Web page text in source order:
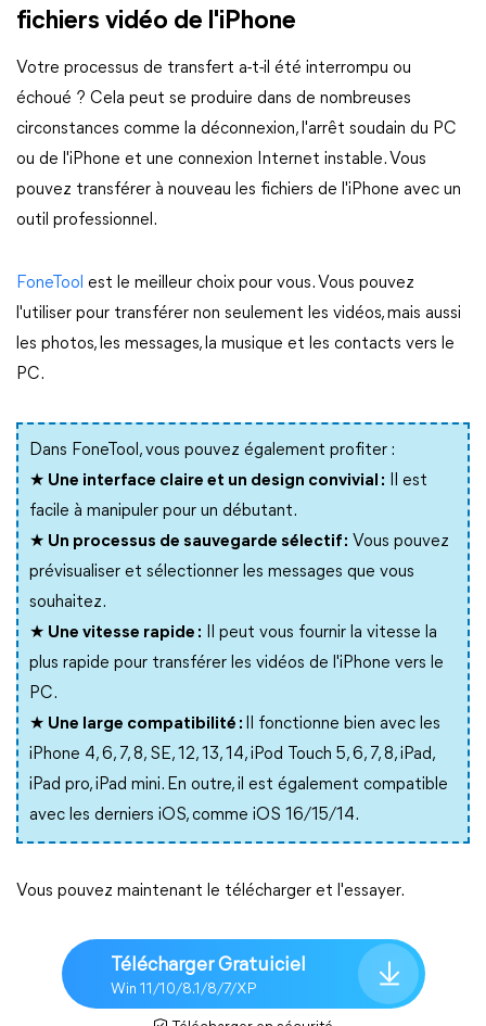
fichiers vidéo de l'iPhone
Votre processus de transfert a-t-il été interrompu ou
échoué ? Cela peut se produire dans de nombreuses
circonstances comme la déconnexion, l'arrêt soudain du PC
ou de l'iPhone et une connexion Internet instable. Vous
pouvez transférer à nouveau les fichiers de l'iPhone avec un
outil professionnel.
FoneTool est le meilleur choix pour vous. Vous pouvez
l'utiliser pour transférer non seulement les vidéos, mais aussi
les photos, les messages, la musique et les contacts vers le
PC.
Dans FoneTool, vous pouvez également profiter :
★ Une interface claire et un design convivial : Il est
facile à manipuler pour un débutant.
★ Un processus de sauvegarde sélectif : Vous pouvez
prévisualiser et sélectionner les messages que vous
souhaitez.
★ Une vitesse rapide : Il peut vous fournir la vitesse la
plus rapide pour transférer les vidéos de l'iPhone vers le
PC.
★ Une large compatibilité :
Il fonctionne bien avec les
iPhone 4, 6, 7, 8, SE, 12, 13, 14, iPod Touch 5, 6, 7, 8, iPad,
iPad pro, iPad mini. En outre, il est également compatible
avec les derniers iOS, comme iOS 16/15/14.
Vous pouvez maintenant le télécharger et l'essayer.
Télécharger Gratuiciel
Win 11/10/8.1/8/7/XP